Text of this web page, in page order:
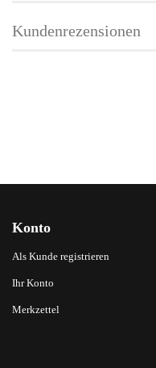
Kundenrezensionen
Konto
Als Kunde registrieren
Ihr Konto
Merkzettel